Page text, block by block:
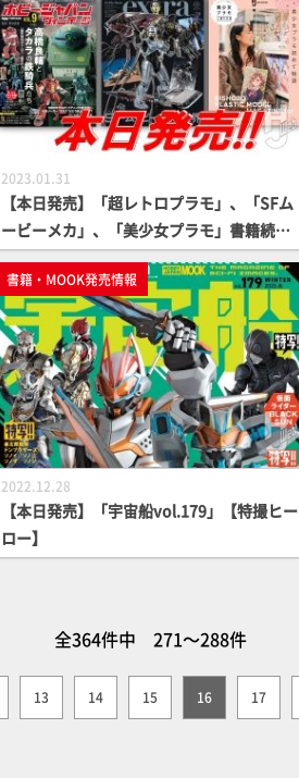
2023.01.31
【本日発売】「超レトロプラモ」、「SFム
ービーメカ」、「美少女プラモ」書籍続々
登場！
書籍・MOOK発売情報
2022.12.28
【本日発売】「宇宙船vol.179」【特撮ヒー
ロー】
全364件中 271～288件
13 14 15 16 17